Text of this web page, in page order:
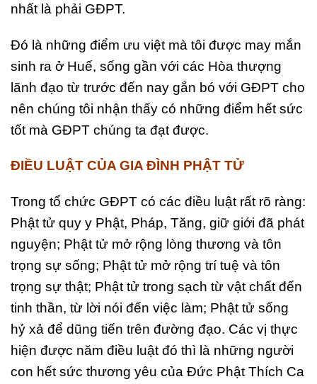
nhất là phải GĐPT.
Đó là những điểm ưu việt mà tôi được may mắn
sinh ra ở Huế, sống gần với các Hòa thượng
lãnh đạo từ trước đến nay gắn bó với GĐPT cho
nên chúng tôi nhận thấy có những điểm hết sức
tốt mà GĐPT chúng ta đạt được.
ĐIỀU LUẬT CỦA GIA ĐÌNH PHẬT TỬ
Trong tổ chức GĐPT có các điều luật rất rõ ràng:
Phật tử quy y Phật, Pháp, Tăng, giữ giới đã phát
nguyện; Phật tử mở rộng lòng thương và tôn
trọng sự sống; Phật tử mở rộng trí tuệ và tôn
trọng sự thật; Phật tử trong sạch từ vật chất đến
tinh thần, từ lời nói đến việc làm; Phật tử sống
hỷ xả để dũng tiến trên đường đạo. Các vị thực
hiện được năm điều luật đó thì là những người
con hết sức thương yêu của Đức Phật Thích Ca